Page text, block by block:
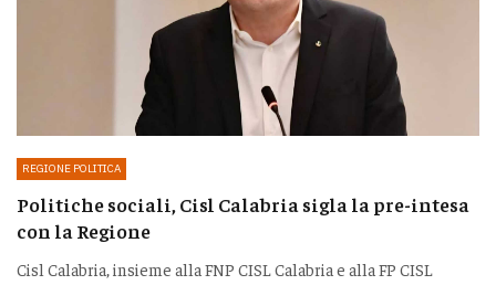
REGIONE POLITICA
Politiche sociali, Cisl Calabria sigla la pre-intesa
con la Regione
Cisl Calabria, insieme alla FNP CISL Calabria e alla FP CISL